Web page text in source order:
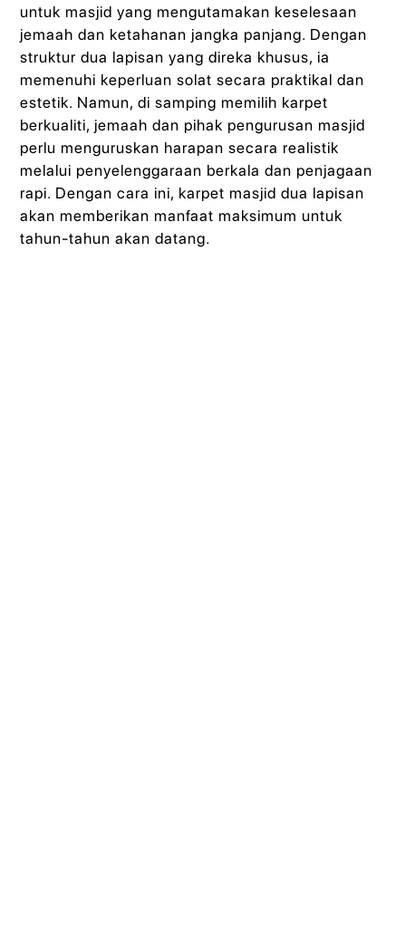
untuk masjid yang mengutamakan keselesaan
jemaah dan ketahanan jangka panjang. Dengan
struktur dua lapisan yang direka khusus, ia
memenuhi keperluan solat secara praktikal dan
estetik. Namun, di samping memilih karpet
berkualiti, jemaah dan pihak pengurusan masjid
perlu menguruskan harapan secara realistik
melalui penyelenggaraan berkala dan penjagaan
rapi. Dengan cara ini, karpet masjid dua lapisan
akan memberikan manfaat maksimum untuk
tahun-tahun akan datang.